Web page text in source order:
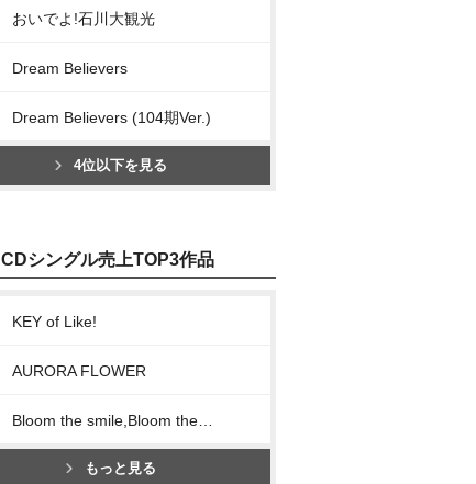
おいでよ!石川大観光
Dream Believers
Dream Believers (104期Ver.)
4位以下を見る
CDシングル売上TOP3作品
KEY of Like!
AURORA FLOWER
もっと見る